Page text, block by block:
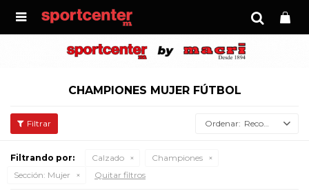

CHAMPIONES MUJER FÚTBOL
Recomendados
Filtrando por: Calzado
Championes
Sección: Mujer Quitar filtros